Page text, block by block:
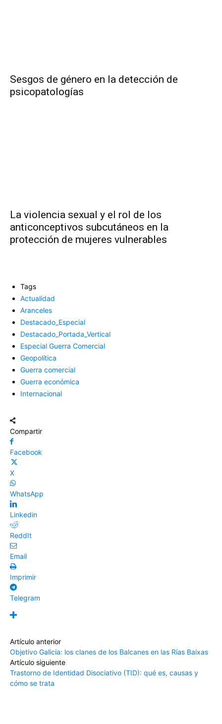
Sesgos de género en la detección de
psicopatologías
La violencia sexual y el rol de los
anticonceptivos subcutáneos en la
protección de mujeres vulnerables
Tags
Actualidad
Aranceles
Destacado_Especial
Destacado_Portada_Vertical
Especial Guerra Comercial
Geopolítica
Guerra comercial
Guerra económica
Internacional
Compartir
Facebook
X
WhatsApp
Linkedin
ReddIt
Email
Imprimir
Telegram
Artículo anterior
Objetivo Galicia: los clanes de los Balcanes en las Rías Baixas
Artículo siguiente
Trastorno de Identidad Disociativo (TID): qué es, causas y
cómo se trata